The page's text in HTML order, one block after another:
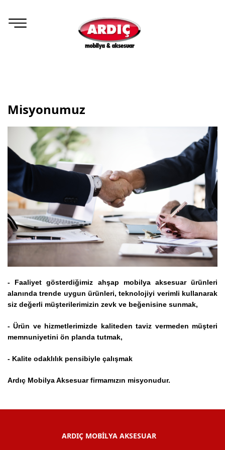
Misyonumuz
- Faaliyet gösterdiğimiz ahşap mobilya aksesuar ürünleri
alanında trende uygun ürünleri, teknolojiyi verimli kullanarak
siz değerli müşterilerimizin zevk ve beğenisine sunmak,
- Ürün ve hizmetlerimizde kaliteden taviz vermeden müşteri
memnuniyetini ön planda tutmak,
- Kalite odaklılık pensibiyle çalışmak
Ardıç Mobilya Aksesuar firmamızın misyonudur.
ARDIÇ MOBİLYA AKSESUAR